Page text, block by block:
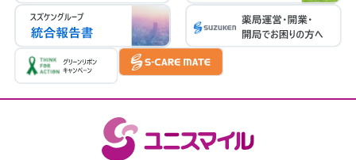
医療DX推進体制整備加算２（8点）
かかりつけ薬剤師指導料（76点）
かかりつけ薬剤師包括管理料（291点）
特定薬剤管理指導加算2（100点）
在宅薬学総合体制加算1（15点）
在宅中心静脈栄養法加算（150点/単位）